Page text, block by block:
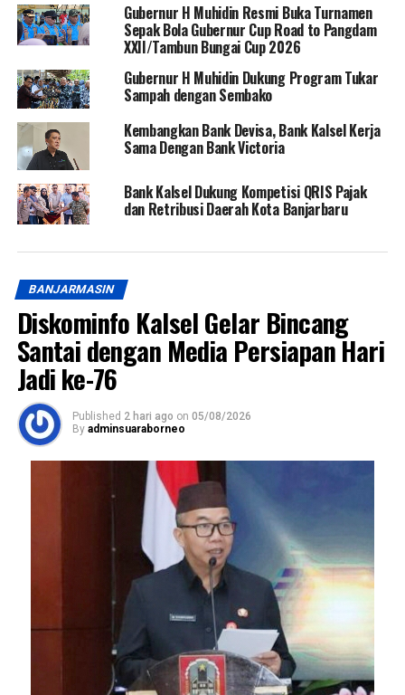
Gubernur H Muhidin Resmi Buka Turnamen
Sepak Bola Gubernur Cup Road to Pangdam
XXII/Tambun Bungai Cup 2026
Gubernur H Muhidin Dukung Program Tukar
Sampah dengan Sembako
Kembangkan Bank Devisa, Bank Kalsel Kerja
Sama Dengan Bank Victoria
Bank Kalsel Dukung Kompetisi QRIS Pajak
dan Retribusi Daerah Kota Banjarbaru
BANJARMASIN
Diskominfo Kalsel Gelar Bincang
Santai dengan Media Persiapan Hari
Jadi ke-76
Published 2 hari ago on 05/08/2026
By adminsuaraborneo